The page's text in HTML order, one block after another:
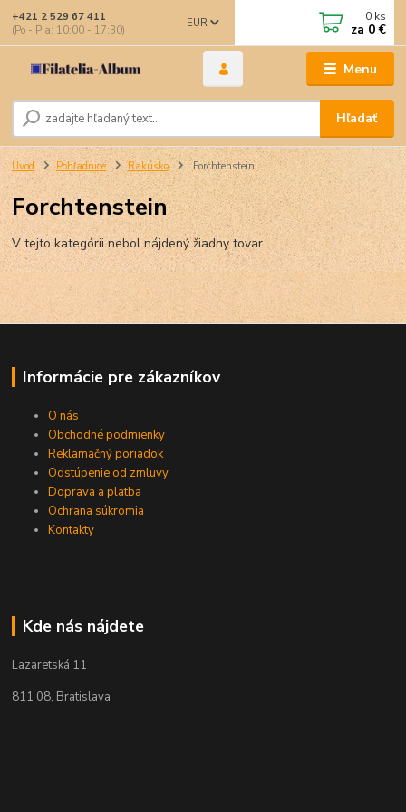
Menu
EUR
Hľadať
+421 2 529 67 411
(Po - Pia: 10:00 - 17:30)
0 ks
za 0 €
Úvod Pohľadnice Rakúsko Forchtenstein
Forchtenstein
V tejto kategórii nebol nájdený žiadny tovar.
Informácie pre zákazníkov
O nás
Obchodné podmienky
Reklamačný poriadok
Odstúpenie od zmluvy
Doprava a platba
Ochrana súkromia
Kontakty
Kde nás nájdete
Lazaretská 11
811 08, Bratislava